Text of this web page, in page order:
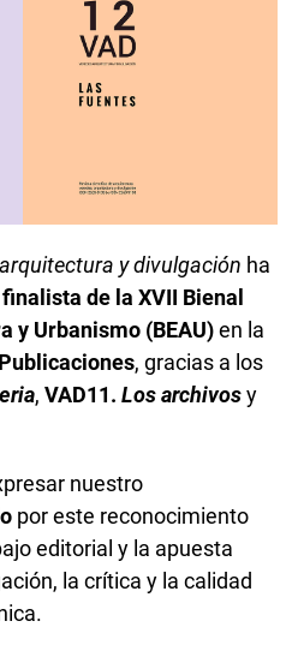
y divulgación ha
finalista de la XVII Bienal
y Urbanismo (BEAU)en la
, gracias a los
, VAD11. Los archivosy
nuestro
por este reconocimiento
editorial y la apuesta
la crítica y la calidad